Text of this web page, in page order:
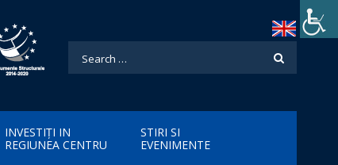
INVESTIȚI IN
REGIUNEA CENTRU
STIRI SI
EVENIMENTE